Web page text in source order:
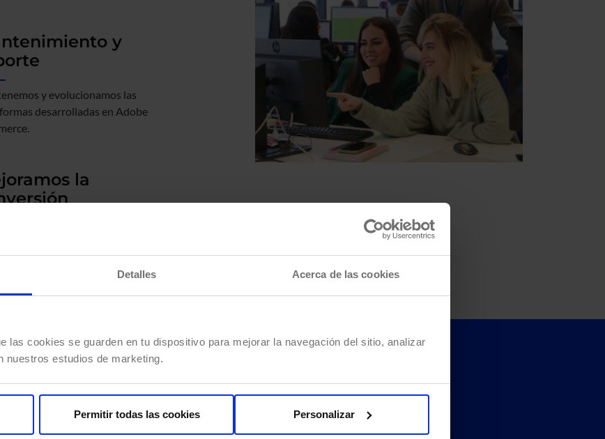
Detalles Acerca de las cookies
las cookies se guarden en tu dispositivo para mejorar la navegación del sitio, analizar
nuestros estudios de marketing.
Personalizar
Permitir todas las cookies
y
y evolucionamos las
desarrolladas en Adobe
la